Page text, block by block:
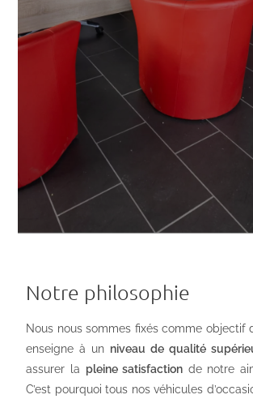
Notre philosophie
Nous nous sommes fixés comme objectif
enseigne à un niveau de qualité
assurer la pleine satisfaction de notre
C’est pourquoi tous nos véhicules